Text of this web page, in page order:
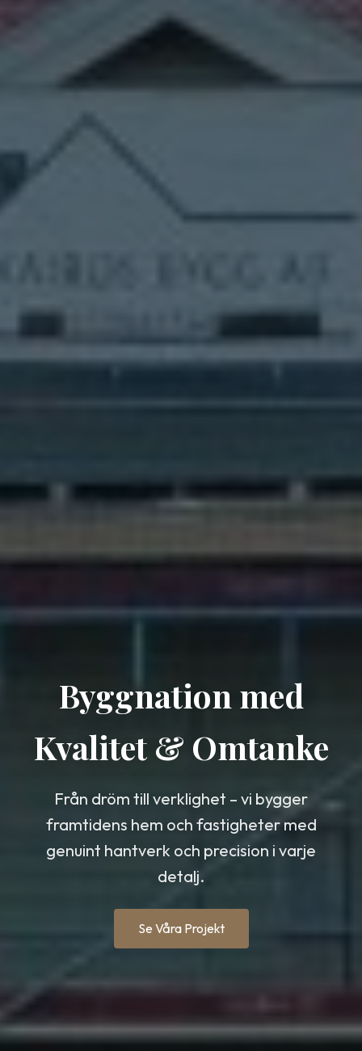
Byggnation med
Kvalitet & Omtanke
Från dröm till verklighet – vi bygger
framtidens hem och fastigheter med
genuint hantverk och precision i varje
detalj.
Se Våra Projekt